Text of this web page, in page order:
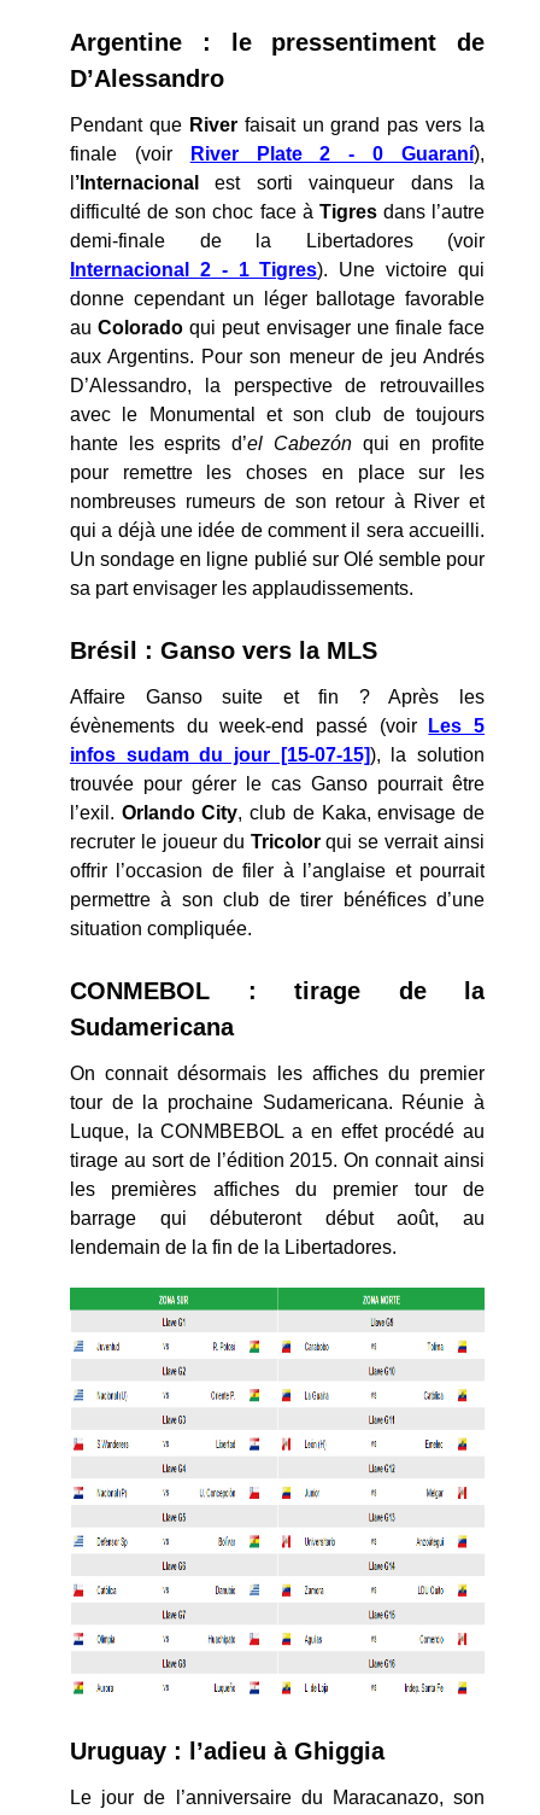
Argentine : le pressentiment de
D’Alessandro
Pendant que Riverfaisait un grand pas vers la
finale (voir
River Plate 2 - 0 Guaraní),
’Internacionalest sorti vainqueur dans la
difficulté de son choc face à Tigresdans l’autre
demi-finale de la Libertadores (voir
Internacional 2 - 1 Tigres). Une victoire qui
donne cependant un léger ballotage favorable
auColorado qui peut envisager une finale face
aux Argentins. Pour son meneur de jeu Andrés
D’Alessandro, la perspective de retrouvailles
avec le Monumental et son club de toujours
hante les esprits d’el Cabezón qui en profite
pour remettre les choses en place sur les
nombreuses rumeurs de son retour à River et
qui a déjà une idée de comment il sera accueilli.
Un sondage en ligne publié sur Olé semble pour
sa part envisager les applaudissements.
Brésil : Ganso vers la MLS
Affaire Ganso suite et fin ? Après les
évènements du week-end passé (voir
Les 5
infos sudam du jour [15-07-15]), la solution
trouvée pour gérer le cas Ganso pourrait être
l’exil. Orlando City, club de Kaka, envisage de
recruter le joueur du Tricolorqui se verrait ainsi
offrir l’occasion de filer à l’anglaise et pourrait
permettre à son club de tirer bénéfices d’une
situation compliquée.
CONMEBOL : tirage de la
Sudamericana
On connait désormais les affiches du premier
tour de la prochaine Sudamericana. Réunie à
Luque, la CONMBEBOL a en effet procédé au
tirage au sort de l’édition 2015. On connait ainsi
les premières affiches du premier tour de
barrage qui débuteront début août, au
lendemain de la fin de la Libertadores.
Uruguay : l’adieu à Ghiggia
Le jour de l’anniversaire du Maracanazo, son